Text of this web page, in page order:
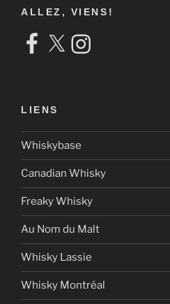
ALLEZ, VIENS!
Facebook
X Instagram
LIENS
Whiskybase
Canadian Whisky
Freaky Whisky
Au Nom du Malt
Whisky Lassie
Whisky Montréal